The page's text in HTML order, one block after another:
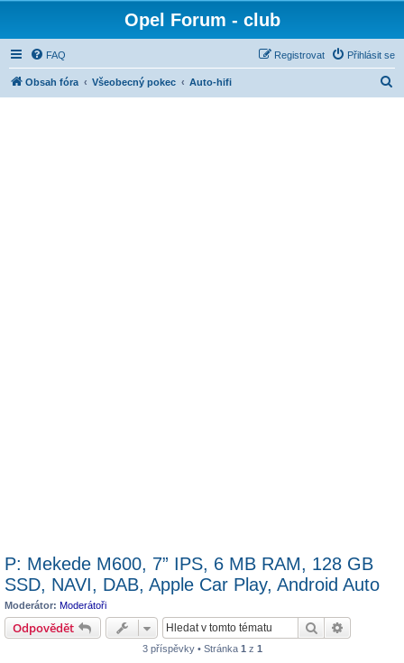
Opel Forum - club
FAQ Přihlásit se
Registrovat
Obsah fóra Všeobecný pokec Auto-hifi
P: Mekede M600, 7” IPS, 6 MB RAM, 128 GB
SSD, NAVI, DAB, Apple Car Play, Android Auto
Moderátor: Moderátoři
Odpovědět Hledat
3 příspěvky • Stránka 1 z 1